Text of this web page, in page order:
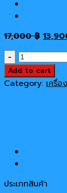
17,000฿
was:
เครื่อง
ออก
กำลัง
กาย
Add to cart
Category: เครื่
ประเภทสินค้า